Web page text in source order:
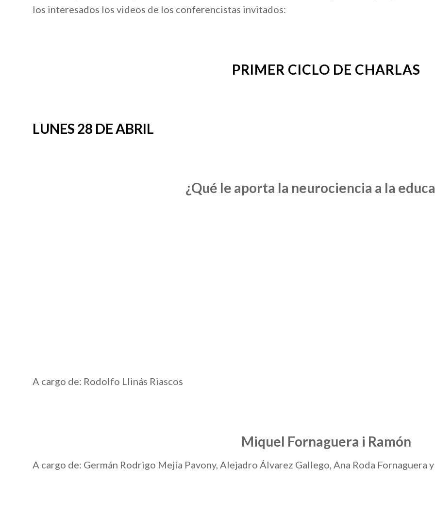
los interesados los videos de los conferencistas invitados:
PRIMER CICLO DE CHARLAS
LUNES 28 DE ABRIL
¿Qué le aporta la neurociencia a la
A cargo de: Rodolfo Llinás Riascos
Miquel Fornaguera i Ramón
A cargo de: Germán Rodrigo Mejía Pavony, Alejadro Álvarez Gallego, Ana Roda Fornaguera